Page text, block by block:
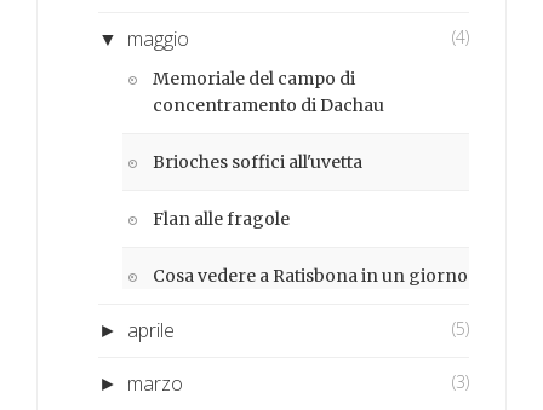
▼ maggio (4)
Memoriale del campo di
concentramento di Dachau
Brioches soffici all'uvetta
Flan alle fragole
Cosa vedere a Ratisbona in un giorno
► aprile (5)
► marzo (3)